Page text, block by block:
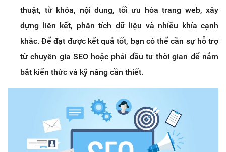
thuật, từ khóa, nội dung, tối ưu hóa trang web, xây
dựng liên kết, phân tích dữ liệu và nhiều khía cạnh
khác. Để đạt được kết quả tốt, bạn có thể cần sự hỗ trợ
từ chuyên gia SEO hoặc phải đầu tư thời gian để nắm
bắt kiến thức và kỹ năng cần thiết.